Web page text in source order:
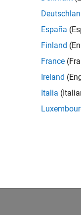
España
Finland
France
Ireland
Italia